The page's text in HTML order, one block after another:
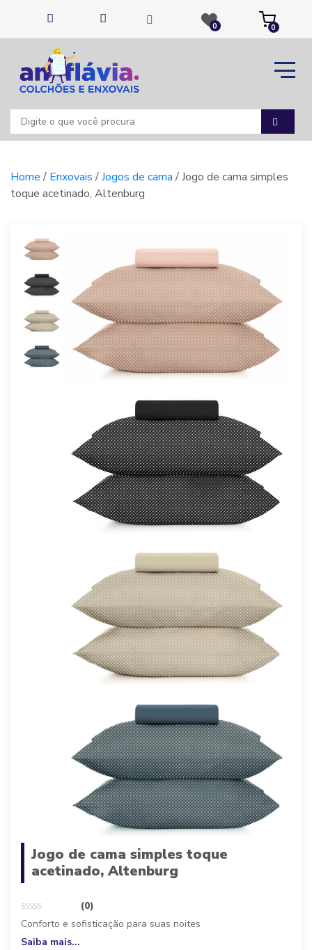
0 0
Home/ Enxovais/Jogos de cama/ Jogo de cama simples
toque acetinado, Altenburg
Jogo de cama simples toque
acetinado, Altenburg
(0)
Conforto e sofisticação para suas noites
Saiba mais...